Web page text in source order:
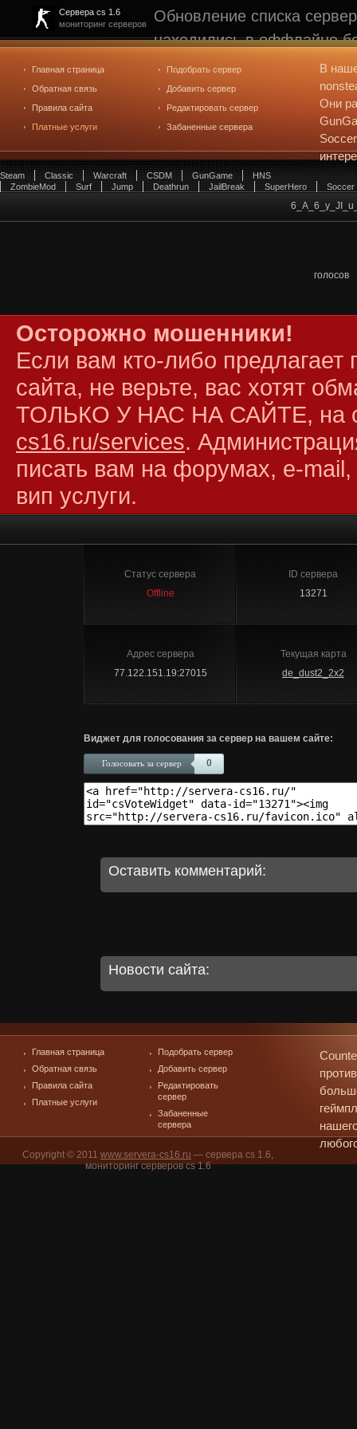
Сервера cs 1.6
мониторинг серверов
Обновление списка
находились в оффлайне
рейтинге не участвуют.
редактирования
.
Главная страница
Обратная связь
Правила сайта
Платные услуги
Подобрать сервер
Добавить сервер
Редактировать сервер
Забаненные сервера
В
Они
Steam Classic Warcraft CSDM GunGame
HNS
ZombieMod
Surf Jump Deathrun JailBreak SuperHero Soccer
голосов
Осторожно мошенники!
Если вам кто-либо
сайта, не верьте, вас хотят
ТОЛЬКО У НАС НА САЙТЕ, на
cs16.ru/services.
писать вам на форумах, e-mail,
вип услуги.
Статус сервера
Offline
ID сервера
13271
Адрес сервера
77.122.151.19:27015
Текущая карта
de_dust2_2x2
Виджет для голосования за сервер на вашем сайте:
0
Голосовать за сервер
Оставить комментарий:
Новости сайта:
Главная страница
Обратная связь
Правила сайта
Платные услуги
Подобрать сервер
Добавить сервер
Редактировать
сервер
Забаненные
сервера
Copyright © 2011 www.servera-cs16.ru — сервера cs 1.6,
мониторинг серверов cs 1.6